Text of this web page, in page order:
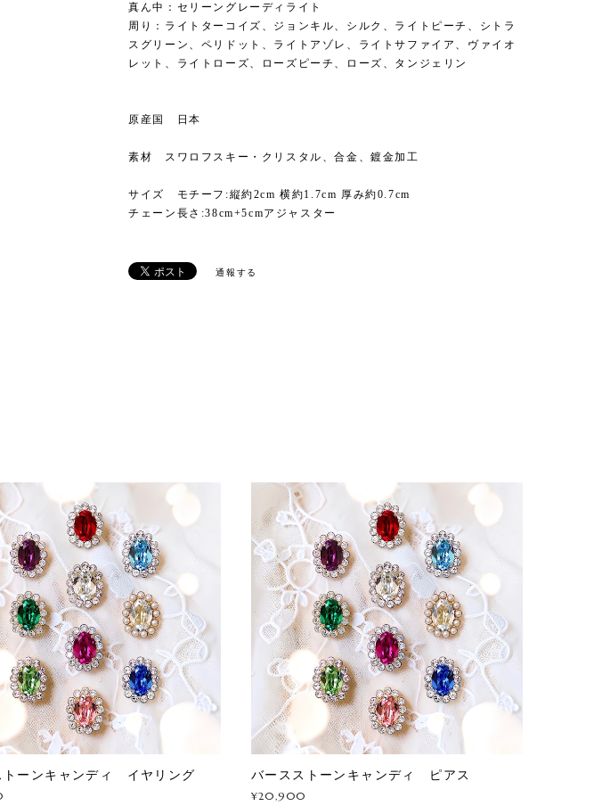
真ん中：セリーングレーディライト
周り：ライトターコイズ、ジョンキル、シルク、ライトピーチ、シトラ
スグリーン、ペリドット、ライトアゾレ、ライトサファイア、ヴァイオ
レット、ライトローズ、ローズピーチ、ローズ、タンジェリン
原産国 日本
素材 スワロフスキー・クリスタル、合金、鍍金加工
サイズ モチーフ:縦約2cm 横約1.7cm 厚み約0.7cm
チェーン長さ:38cm+5cmアジャスター
通報する
トーンキャンディ イヤリング バースストーンキャンディ ピアス
¥20,900